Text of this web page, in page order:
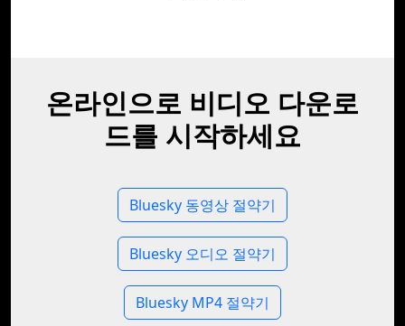
온라인으로 비디오 다운로
드를 시작하세요
Bluesky 동영상 절약기
Bluesky 오디오 절약기
Bluesky MP4 절약기